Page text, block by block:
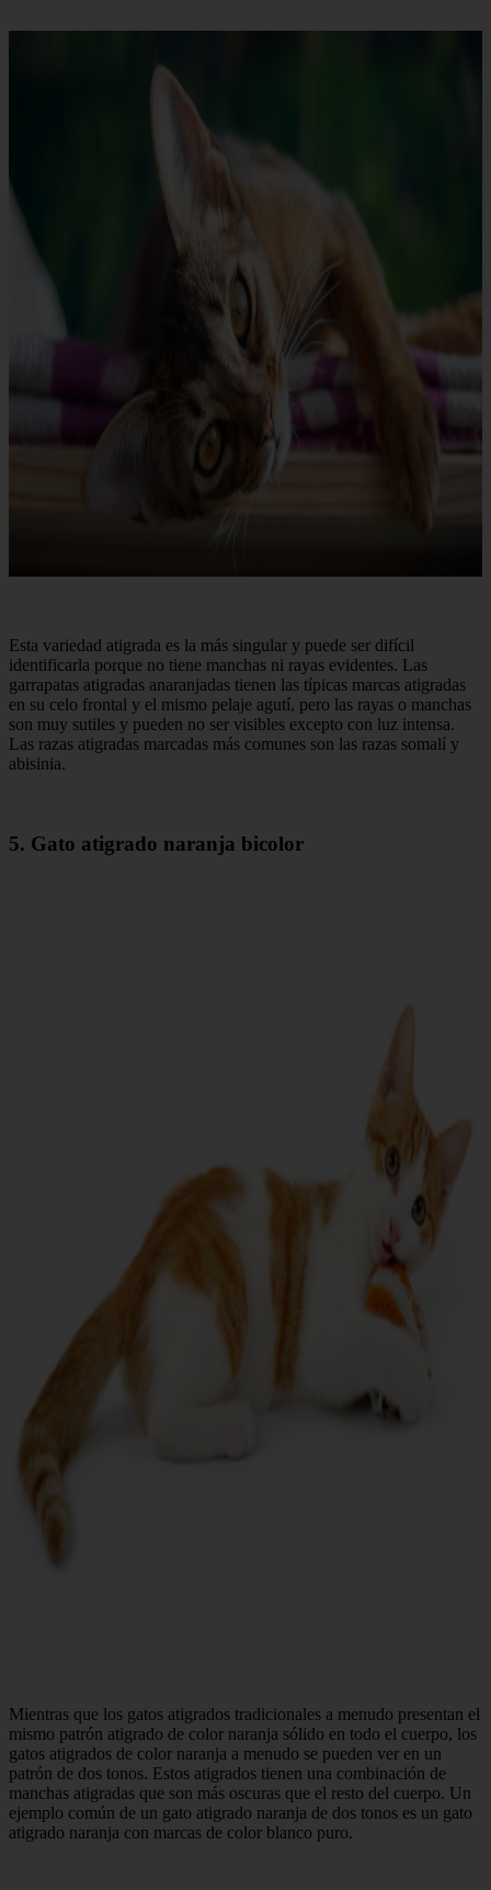
Esta variedad atigrada es la más singular y puede ser difícil
identificarla porque no tiene manchas ni rayas evidentes. Las
garrapatas atigradas anaranjadas tienen las típicas marcas atigradas
en su celo frontal y el mismo pelaje agutí, pero las rayas o manchas
son muy sutiles y pueden no ser visibles excepto con luz intensa.
Las razas atigradas marcadas más comunes son las razas somalí y
abisinia.
5. Gato atigrado naranja bicolor
Mientras que los gatos atigrados tradicionales a menudo presentan el
mismo patrón atigrado de color naranja sólido en todo el cuerpo, los
gatos atigrados de color naranja a menudo se pueden ver en un
patrón de dos tonos. Estos atigrados tienen una combinación de
manchas atigradas que son más oscuras que el resto del cuerpo. Un
ejemplo común de un gato atigrado naranja de dos tonos es un gato
atigrado naranja con marcas de color blanco puro.